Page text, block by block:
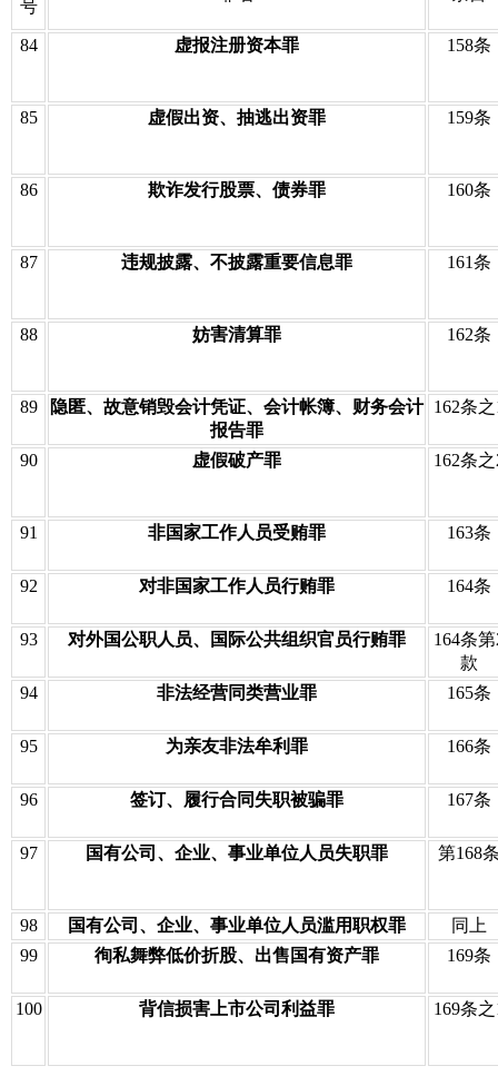
号
84 虚报注册资本罪 158条
85 虚假出资、抽逃出资罪 159条
86 欺诈发行股票、债券罪 160条
87 违规披露、不披露重要信息罪 161条
88 妨害清算罪 162条
89
隐匿、故意销毁会计凭证、会计帐簿、财务会计
报告罪
162条
90 虚假破产罪 162条
91 非国家工作人员受贿罪 163条
92 对非国家工作人员行贿罪 164条
93 对外国公职人员、国际公共组织官员行贿罪
164条
款
94
非法经营同类营业罪 165条
95 为亲友非法牟利罪 166条
96 签订、履行合同失职被骗罪 167条
97 国有公司、企业、事业单位人员失职罪 第168
98 国有公司、企业、事业单位人员滥用职权罪
同上
99
徇私舞弊低价折股、出售国有资产罪 169条
100 背信损害上市公司利益罪 169条